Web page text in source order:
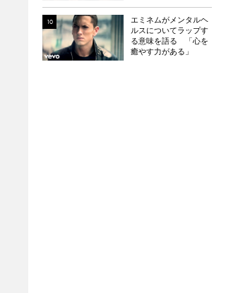
エミネムがメンタルヘ
ルスについてラップす
る意味を語る 「心を
癒やす力がある」